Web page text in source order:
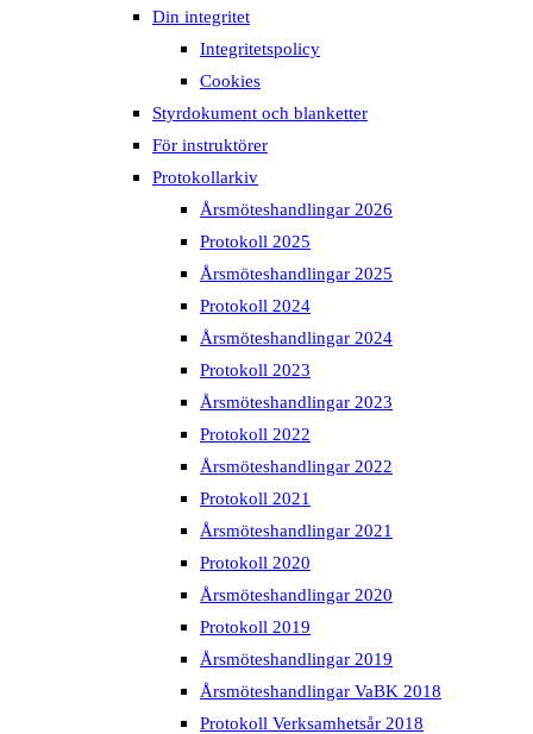
Din integritet
Integritetspolicy
Cookies
Styrdokument och blanketter
För instruktörer
Protokollarkiv
Årsmöteshandlingar 2026
Protokoll 2025
Årsmöteshandlingar 2025
Protokoll 2024
Årsmöteshandlingar 2024
Protokoll 2023
Årsmöteshandlingar 2023
Protokoll 2022
Årsmöteshandlingar 2022
Protokoll 2021
Årsmöteshandlingar 2021
Protokoll 2020
Årsmöteshandlingar 2020
Protokoll 2019
Årsmöteshandlingar 2019
Årsmöteshandlingar VaBK 2018
Protokoll Verksamhetsår 2018